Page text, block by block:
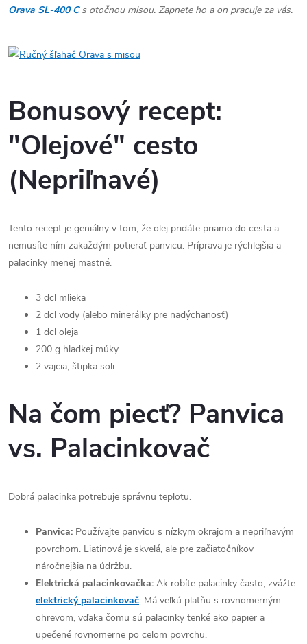
Orava SL-400 Cs otočnou misou. Zapnete ho a on pracuje za vás.
Bonusový recept:
"Olejové" cesto
(Nepriľnavé)
Tento recept je geniálny v tom, že olej pridáte priamo do cesta a
nemusíte ním zakaždým potierať panvicu. Príprava je rýchlejšia a
palacinky menej mastné.
3 dcl mlieka
2 dcl vody (alebo minerálky pre nadýchanosť)
1 dcl oleja
200 g hladkej múky
2 vajcia, štipka soli
Na čom piecť? Panvica
vs. Palacinkovač
Dobrá palacinka potrebuje správnu teplotu.
Panvica: Používajte panvicu s nízkym okrajom a nepriľnavým
povrchom. Liatinová je skvelá, ale pre začiatočníkov
náročnejšia na údržbu.
Elektrická palacinkovačka: Ak robíte palacinky často, zvážte
elektrický palacinkovač. Má veľkú platňu s rovnomerným
ohrevom, vďaka čomu sú palacinky tenké ako papier a
upečené rovnomerne po celom povrchu.